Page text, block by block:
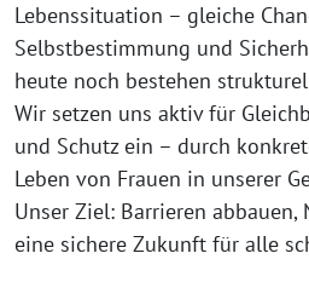
Lebenssituation – gleiche
Selbstbestimmung und
heute noch bestehen
Wir setzen uns aktiv für
und Schutz ein – durch
Leben von Frauen in unserer
Unser Ziel: Barrieren abbauen,
eine sichere Zukunft für alle